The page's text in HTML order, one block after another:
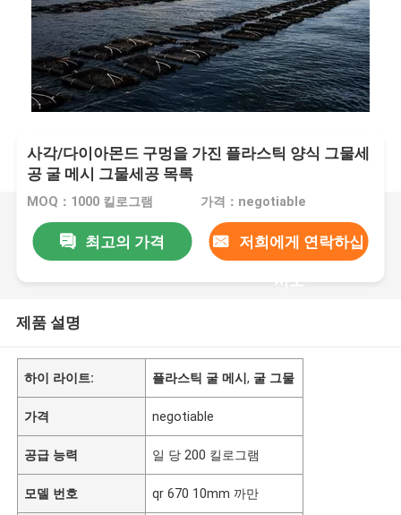
사각/다이아몬드 구멍을 가진 플라스틱 양식 그물세
공 굴 메시 그물세공 목록
MOQ：1000 킬로그램 가격：negotiable
최고의 가격 저희에게 연락하십
시오
제품 설명
하이 라이트: 플라스틱 굴 메시, 굴 그물
가격 negotiable
공급 능력 일 당 200 킬로그램
모델 번호 qr 670 10mm 까만